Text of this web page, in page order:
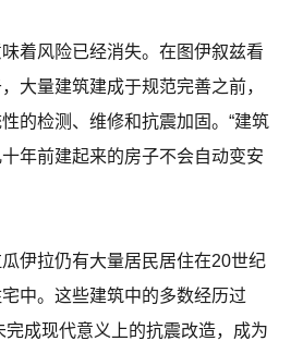
着风险已经消失。在图伊叙兹看
大量建筑建成于规范完善之前，
的检测、维修和抗震加固。“建筑
年前建起来的房子不会自动变安
伊拉仍有大量居民居住在20世纪
中。这些建筑中的多数经历过
成现代意义上的抗震改造，成为